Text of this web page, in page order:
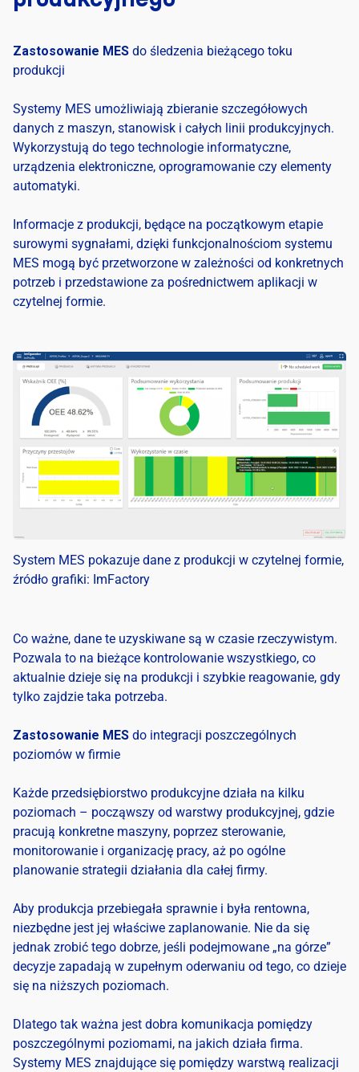
Zastosowanie MES do śledzenia bieżącego toku
produkcji
Systemy MES umożliwiają zbieranie szczegółowych
danych z maszyn, stanowisk i całych linii produkcyjnych.
Wykorzystują do tego technologie informatyczne,
urządzenia elektroniczne, oprogramowanie czy elementy
automatyki.
Informacje z produkcji, będące na początkowym etapie
surowymi sygnałami, dzięki funkcjonalnościom systemu
MES mogą być przetworzone w zależności od konkretnych
potrzeb i przedstawione za pośrednictwem aplikacji w
czytelnej formie.
System MES pokazuje dane z produkcji w czytelnej formie,
źródło grafiki: ImFactory
Co ważne, dane te uzyskiwane są w czasie rzeczywistym.
Pozwala to na bieżące kontrolowanie wszystkiego, co
aktualnie dzieje się na produkcji i szybkie reagowanie, gdy
tylko zajdzie taka potrzeba.
Zastosowanie MES do integracji poszczególnych
poziomów w firmie
Każde przedsiębiorstwo produkcyjne działa na kilku
poziomach – począwszy od warstwy produkcyjnej, gdzie
pracują konkretne maszyny, poprzez sterowanie,
monitorowanie i organizację pracy, aż po ogólne
planowanie strategii działania dla całej firmy.
Aby produkcja przebiegała sprawnie i była rentowna,
niezbędne jest jej właściwe zaplanowanie. Nie da się
jednak zrobić tego dobrze, jeśli podejmowane „na górze”
decyzje zapadają w zupełnym oderwaniu od tego, co dzieje
się na niższych poziomach.
Dlatego tak ważna jest dobra komunikacja pomiędzy
poszczególnymi poziomami, na jakich działa firma.
Systemy MES znajdujące się pomiędzy warstwą realizacji